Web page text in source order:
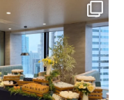
京都新宿区でのケータリン
グ事例をご紹介します✨
...
5 0